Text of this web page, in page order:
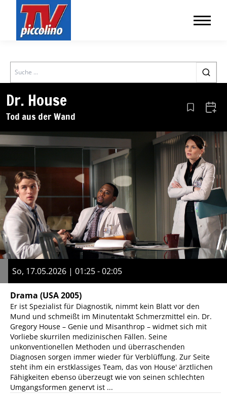
Search
Dr. House
Tod aus der Wand Aus den
So, 17.05.2026 | 01:25 - 02:05
Drama (USA 2005)
Er ist Spezialist für Diagnostik, nimmt kein Blatt vor den
Mund und schmeißt im Minutentakt Schmerzmittel ein. Dr.
Gregory House – Genie und Misanthrop – widmet sich mit
Vorliebe skurrilen medizinischen Fällen. Seine
unkonventionellen Methoden und überraschenden
Diagnosen sorgen immer wieder für Verblüffung. Zur Seite
steht ihm ein erstklassiges Team, das von House' ärztlichen
Fähigkeiten ebenso überzeugt wie von seinen schlechten
Umgangsformen genervt ist ...